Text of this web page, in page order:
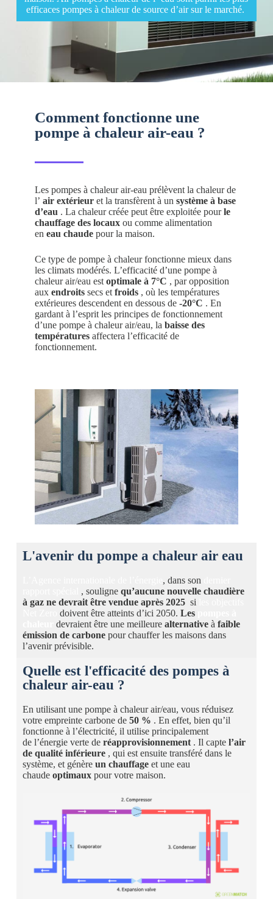
efficaces pompes à chaleur de source d’air sur le marché.
Comment fonctionne une
pompe à chaleur air-eau ?
Les pompes à chaleur air-eau prélèvent la chaleur de
l’ air extérieuret la transfèrent à un système à base
d’eau . La chaleur créée peut être exploitée pourle
chauffage des locauxou comme alimentation
en eau chaudepour la maison.
Ce type de pompe à chaleur fonctionne mieux dans
les climats modérés. L’efficacité d’une pompe à
chaleur air/eau est optimale à 7°C , par opposition
aux endroitssecs et froids, où les températures
extérieures descendent en dessous de -20°C . En
gardant à l’esprit les principes de fonctionnement
d’une pompe à chaleur air/eau, la baisse des
températuresaffectera l’efficacité de
fonctionnement.
L'avenir du pompe a chaleur air eau
, dans son
, souligne qu’aucune nouvelle chaudière
à gaz ne devrait être vendue après 2025si
doivent être atteints d’ici 2050. Les
devraient être une meilleure alternativeà faible
émission de carbonepour chauffer les maisons dans
l’avenir prévisible.
Quelle est l'efficacité des pompes à
chaleur air-eau ?
En utilisant une pompe à chaleur air/eau, vous réduisez
votre empreinte carbone de 50 % . En effet, bien qu’il
fonctionne à l’électricité, il utilise principalement
de l’énergie verte de réapprovisionnement . Il capte l’air
de qualité inférieure, qui est ensuite transféré dans le
système, et génère un chauffageet une eau
chaude optimauxpour votre maison.